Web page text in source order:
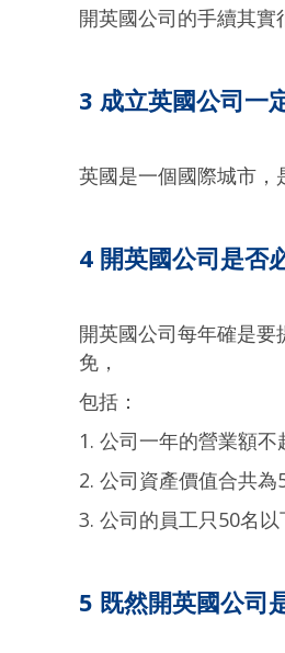
開英國公司的手續其實
3 成立英國公司一
英國是一個國際城市，
4 開英國公司是否
開英國公司每年確是
免，
包括：
1. 公司一年的營業額不
2. 公司資產價值合共為
3. 公司的員工只50名以
5 既然開英國公司